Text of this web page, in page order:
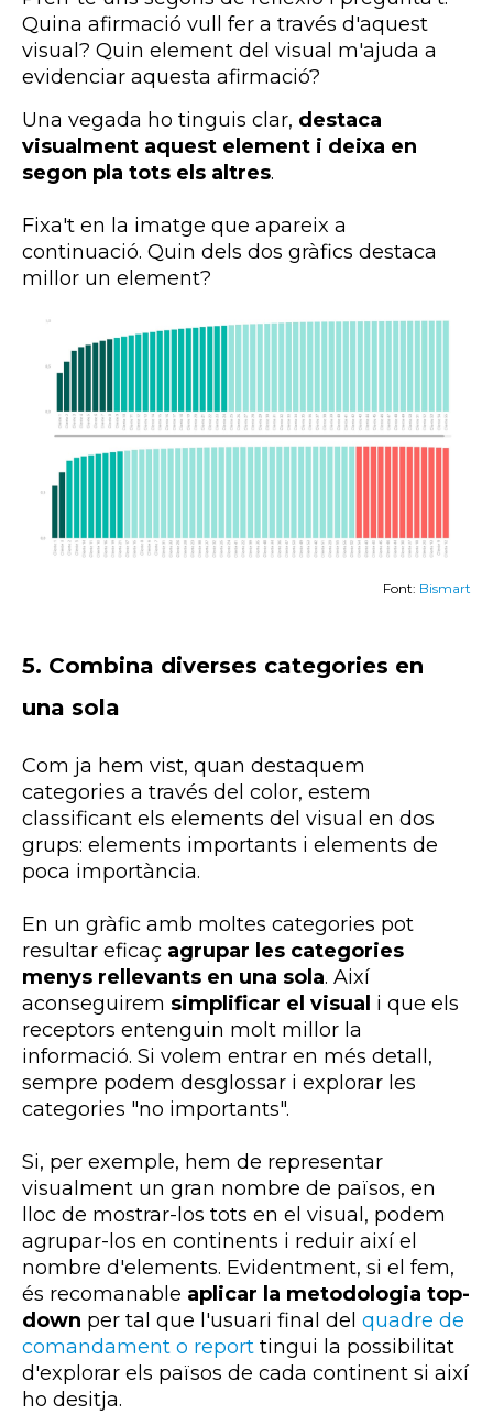
Quina afirmació vull fer a través d'aquest
visual? Quin element del visual m'ajuda a
evidenciar aquesta afirmació?
Una vegada ho tinguis clar, destaca
visualment aquest element i deixa en
segon pla tots els altres.
Fixa't en la imatge que apareix a
continuació. Quin dels dos gràfics destaca
millor un element?
Font: Bismart
5. Combina diverses categories en
una sola
Com ja hem vist, quan destaquem
categories a través del color, estem
classificant els elements del visual en dos
grups: elements importants i elements de
poca importància.
En un gràfic amb moltes categories pot
resultar eficaç agrupar les categories
menys rellevants en una sola. Així
aconseguirem simplificar el visual i que els
receptors entenguin molt millor la
informació. Si volem entrar en més detall,
sempre podem desglossar i explorar les
categories "no importants".
Si, per exemple, hem de representar
visualment un gran nombre de països, en
lloc de mostrar-los tots en el visual, podem
agrupar-los en continents i reduir així el
nombre d'elements. Evidentment, si el fem,
és recomanable aplicar la metodologia top-
down per tal que l'usuari final del quadre de
comandament o report tingui la possibilitat
d'explorar els països de cada continent si així
ho desitja.